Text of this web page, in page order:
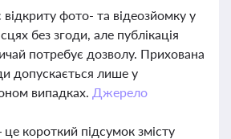
фото- та відеозйомку у
без згоди, але публікація
потребує дозволу. Прихована
допускається лише у
випадках. Джерело
короткий підсумок змісту